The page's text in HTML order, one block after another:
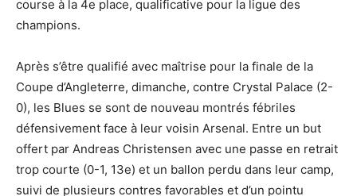
course à la 4e place, qualificative pour la ligue des
champions.
Après s’être qualifié avec maîtrise pour la finale de la
Coupe d’Angleterre, dimanche, contre Crystal Palace (2-
0), les Blues se sont de nouveau montrés fébriles
défensivement face à leur voisin Arsenal. Entre un but
offert par Andreas Christensen avec une passe en retrait
trop courte (0-1, 13e) et un ballon perdu dans leur camp,
suivi de plusieurs contres favorables et d’un pointu